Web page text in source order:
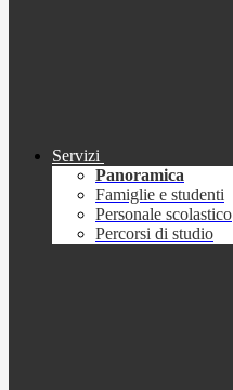
Servizi
Panoramica
Famiglie e studenti
Personale scolastico
Percorsi di studio